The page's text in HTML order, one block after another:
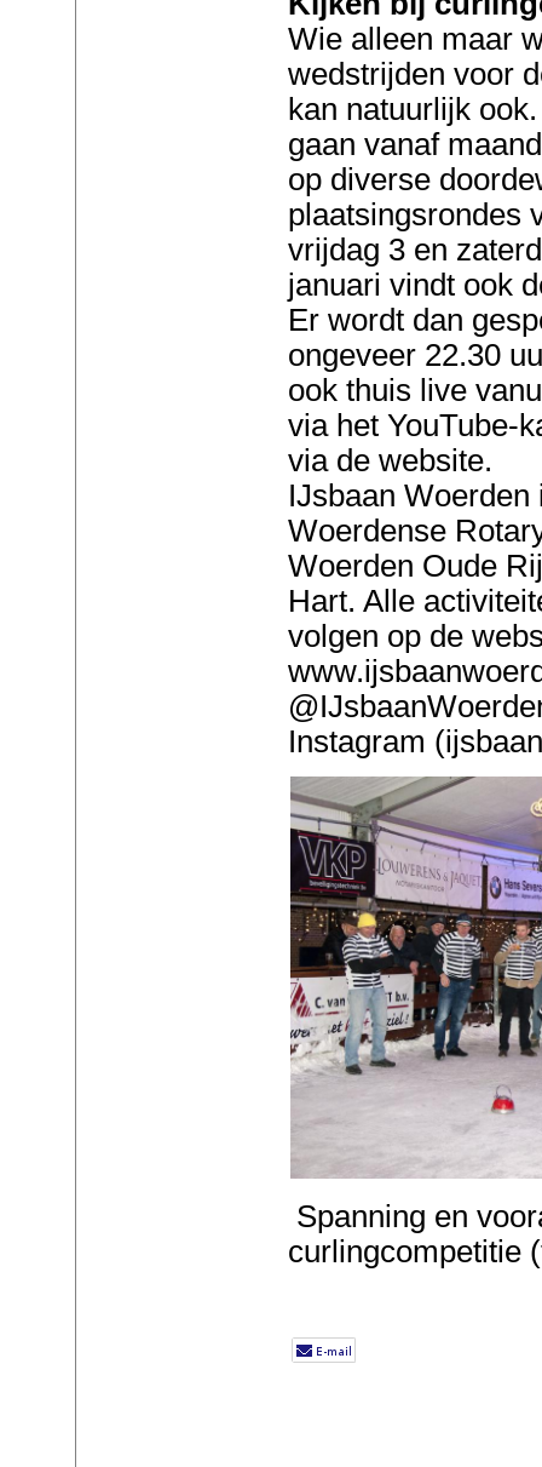
Wie alleen maar
wedstrijden voor
kan natuurlijk
gaan vanaf
op diverse
plaatsingsrondes
vrijdag 3 en
januari vindt ook
Er wordt dan
ongeveer 22.30
ook thuis live
via het YouTube-
via de website.
IJsbaan
Woerdense
Woerden Oude
Hart. Alle
volgen op de
Instagram
Spanning en
curlingcompetitie